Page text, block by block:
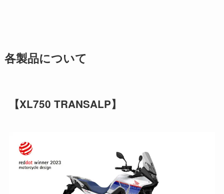
各製品について
【XL750 TRANSALP】